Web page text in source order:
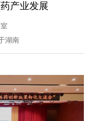
产业发展
湖南